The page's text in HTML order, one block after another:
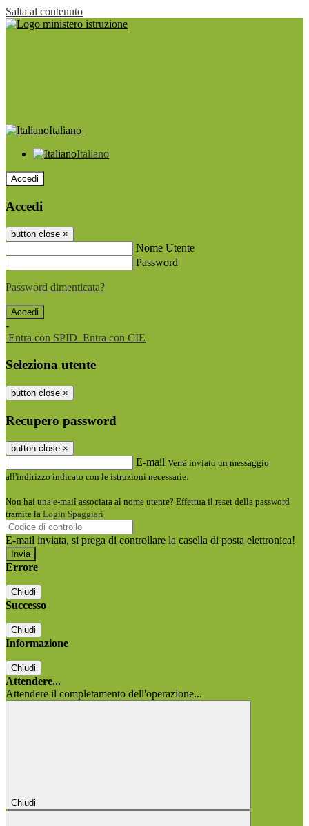
Salta al contenuto
Italiano
Italiano
Accedi
Accedi
button close ×
Nome Utente
Password
Password dimenticata?
-
Entra con SPID Entra con CIE
Seleziona utente
button close ×
Recupero password
button close ×
E-mail Verrà inviato un messaggio
all'indirizzo indicato con le istruzioni necessarie.
Non hai una e-mail associata al nome utente? Effettua il reset della password
tramite la Login Spaggiari
E-mail inviata, si prega di controllare la casella di posta elettronica!
Errore
Chiudi
Successo
Chiudi
Informazione
Chiudi
Attendere...
Attendere il completamento dell'operazione...
Chiudi